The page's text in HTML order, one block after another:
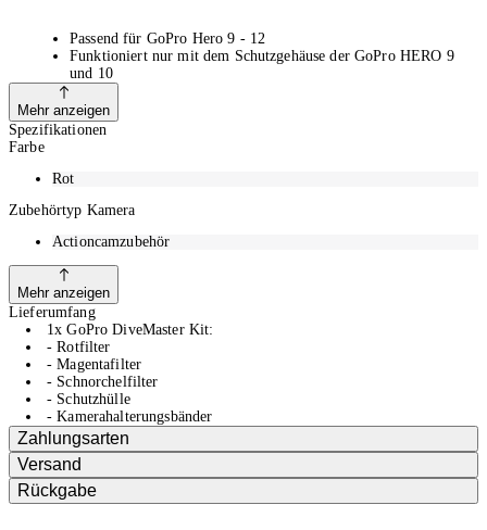
Passend für GoPro Hero 9 - 12
Funktioniert nur mit dem Schutzgehäuse der GoPro HERO 9
und 10
Leuchtende Farben einfangen Konzipiert für in blauem-,
grünem- oder ruhigem Wasser
Sicherer und fester Halt dank Schnappverschluss und
Kein Werkzeug erforderlich ganz einfach durch Aufschieben
Mehr anzeigen
Spezifikationen
Farbe
Rot
Zubehörtyp Kamera
Actioncamzubehör
Mehr anzeigen
Lieferumfang
1x GoPro DiveMaster Kit:
- Rotfilter
- Magentafilter
- Schnorchelfilter
- Schutzhülle
- Kamerahalterungsbänder
Zahlungsarten
Versand
Rückgabe